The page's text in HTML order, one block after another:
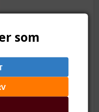
til levering og på
på at farven på
perlerne af denne type
som